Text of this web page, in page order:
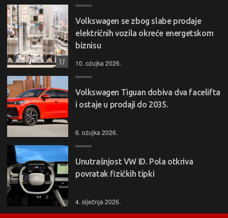
Volkswagen se zbog slabe prodaje
električnih vozila okreće energetskom
biznisu
10. ožujka 2026.
17
Volkswagen Tiguan dobiva dva facelifta
i ostaje u prodaji do 2035.
6. ožujka 2026.
Unutrašnjost VW ID. Pola otkriva
povratak fizičkih tipki
4. siječnja 2026.